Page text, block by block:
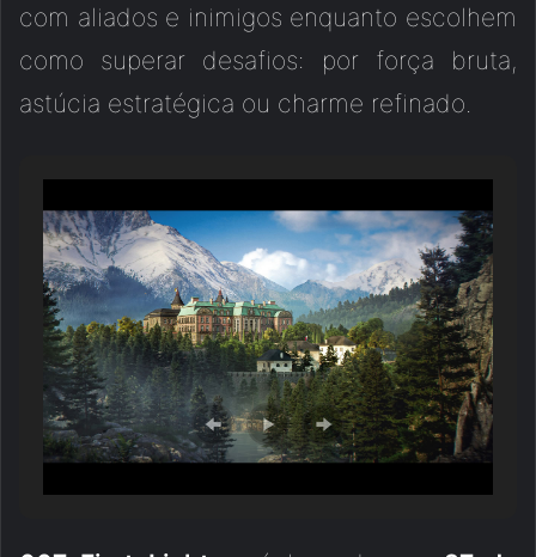
com aliados e inimigos enquanto escolhem
como superar desafios: por força bruta,
astúcia estratégica ou charme refinado.